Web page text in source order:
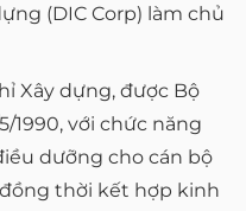
(DIC Corp) làm chủ
Xây dựng, được Bộ
1990, với chức năng
dưỡng cho cán bộ
thời kết hợp kinh